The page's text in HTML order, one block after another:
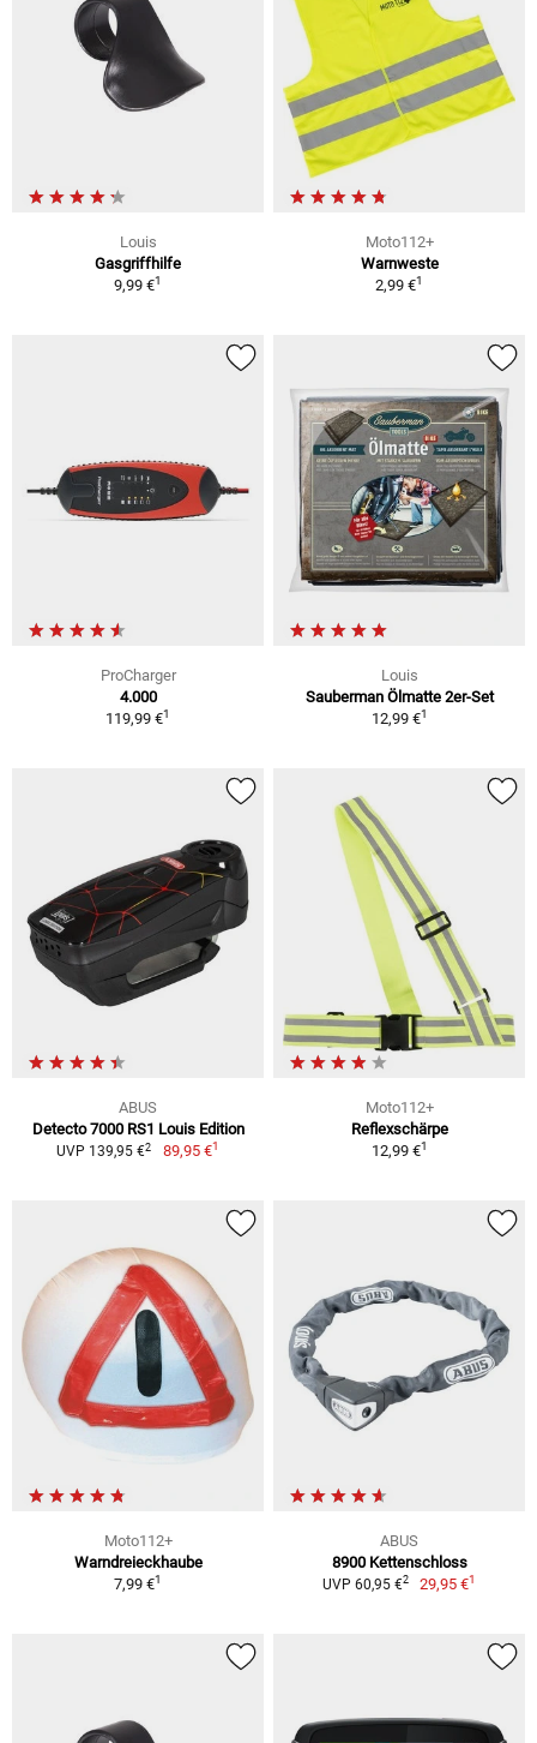
Louis
Gasgriffhilfe
9,99 €1
Moto112+
Warnweste
2,99 €1
ProCharger
4.000
119,99 €1
Louis
Sauberman Ölmatte 2er-Set
12,99 €1
ABUS
Detecto 7000 RS1 Louis Edition
UVP 139,95 €2 89,95 €1
Moto112+
Reflexschärpe
12,99 €1
Moto112+
Warndreieckhaube
7,99 €1
ABUS
8900 Kettenschloss
UVP 60,95 €2 29,95 €1